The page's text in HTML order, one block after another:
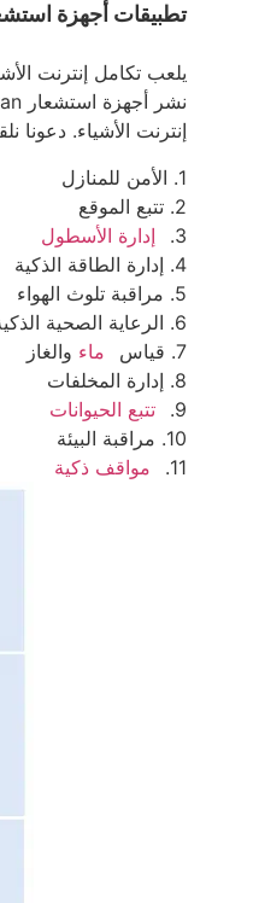
تطبيقات أجهزة
إنترنت الأشياء.
1. الأمن للمنازل
2. تتبع الموقع
3.
إدارة الأسطول
4. إدارة الطاقة الذكية
5. مراقبة تلوث الهواء
6. الرعاية الصحية الذكية
7. قياس
ماء والغاز
8. إدارة المخلفات
9.
تتبع الحيوانات
10. مراقبة البيئة
11.
مواقف ذكية